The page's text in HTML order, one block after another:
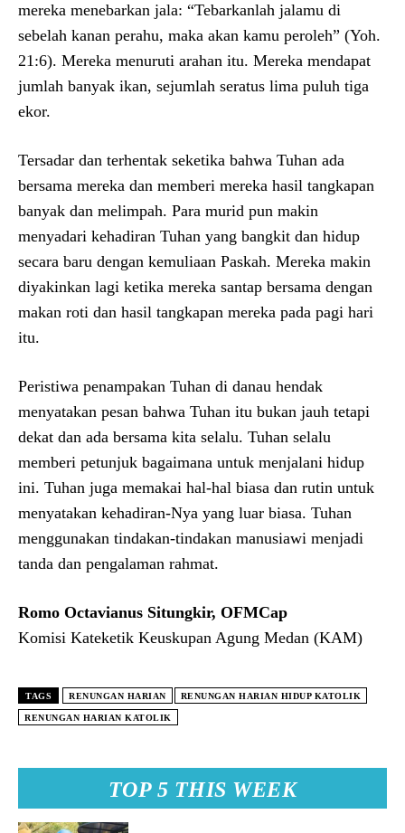
TOP 5 THIS WEEK
mereka menebarkan jala: “Tebarkanlah jalamu di
sebelah kanan perahu, maka akan kamu peroleh” (Yoh.
21:6). Mereka menuruti arahan itu. Mereka mendapat
jumlah banyak ikan, sejumlah seratus lima puluh tiga
ekor.
Tersadar dan terhentak seketika bahwa Tuhan ada
bersama mereka dan memberi mereka hasil tangkapan
banyak dan melimpah. Para murid pun makin
menyadari kehadiran Tuhan yang bangkit dan hidup
secara baru dengan kemuliaan Paskah. Mereka makin
diyakinkan lagi ketika mereka santap bersama dengan
makan roti dan hasil tangkapan mereka pada pagi hari
itu.
Peristiwa penampakan Tuhan di danau hendak
menyatakan pesan bahwa Tuhan itu bukan jauh tetapi
dekat dan ada bersama kita selalu. Tuhan selalu
memberi petunjuk bagaimana untuk menjalani hidup
ini. Tuhan juga memakai hal-hal biasa dan rutin untuk
menyatakan kehadiran-Nya yang luar biasa. Tuhan
menggunakan tindakan-tindakan manusiawi menjadi
tanda dan pengalaman rahmat.
Romo Octavianus Situngkir, OFMCap
Komisi Kateketik Keuskupan Agung Medan (KAM)
TAGS RENUNGAN HARIAN RENUNGAN HARIAN HIDUP KATOLIK
RENUNGAN HARIAN KATOLIK